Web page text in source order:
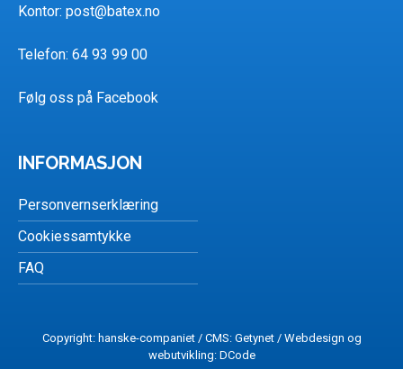
Kontor: post@batex.no
Telefon: 64 93 99 00
Følg oss på Facebook
INFORMASJON
Personvernserklæring
Cookiessamtykke
FAQ
Copyright: hanske-companiet / CMS: Getynet/ Webdesign og
webutvikling: DCode